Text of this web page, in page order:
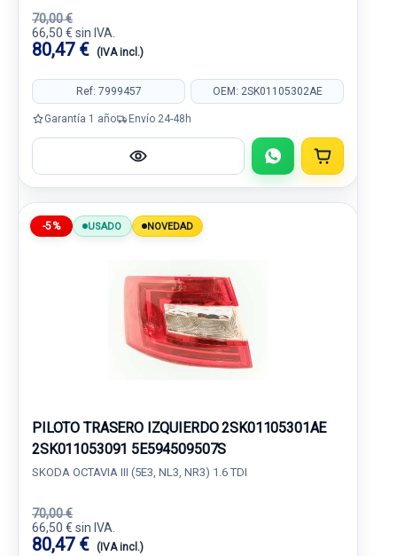
70,00 €
66,50 € sin IVA.
80,47 € (IVA incl.)
Ref: 7999457 OEM: 2SK01105302AE
Garantía 1 año Envío 24-48h
-5% USADO NOVEDAD
PILOTO TRASERO IZQUIERDO 2SK01105301AE
2SK011053091 5E594509507S
SKODA OCTAVIA III (5E3, NL3, NR3) 1.6 TDI
70,00 €
66,50 € sin IVA.
80,47 € (IVA incl.)